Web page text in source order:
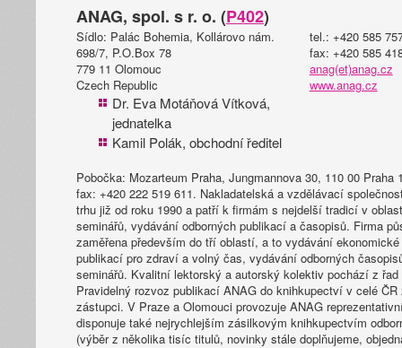
ANAG, spol. s r. o. (P402)
Sídlo: Palác Bohemia, Kollárovo nám.
698/7, P.O.Box 78
779 11 Olomouc
Czech Republic
Dr. Eva Motáňová Vítková,
jednatelka
Kamil Polák, obchodní ředitel
tel.: +420 585
fax: +420 585
anag(et)anag.cz
www.anag.cz
Pobočka: Mozarteum Praha, Jungmannova 30, 110 00 Praha
fax: +420 222 519 611. Nakladatelská a vzdělávací
trhu již od roku 1990 a patří k firmám s nejdelší tradicí v
seminářů, vydávání odborných publikací a časopisů. Firma
zaměřena především do tří oblastí, a to vydávání
publikací pro zdraví a volný čas, vydávání odborných
seminářů. Kvalitní lektorský a autorský kolektiv pochází z
Pravidelný rozvoz publikací ANAG do knihkupectví v celé
zástupci. V Praze a Olomouci provozuje ANAG
disponuje také nejrychlejším zásilkovým knihkupectvím
(výběr z několika tisíc titulů, novinky stále doplňujeme,